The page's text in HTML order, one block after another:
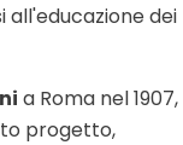
all'educazione dei
a Roma nel 1907,
progetto,